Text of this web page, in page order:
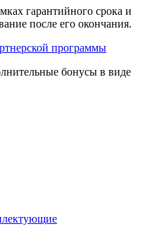
гарантийного срока и
после его окончания.
программы
бонусы в виде